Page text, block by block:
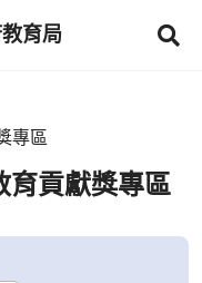
育局
專區
育貢獻獎專區